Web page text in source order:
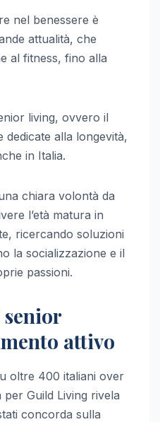
nel benessere è
attualità, che
al fitness, fino alla
living, ovvero il
dedicate alla longevità,
in Italia.
chiara volontà da
l’età matura in
ricercando soluzioni
la socializzazione e il
passioni.
senior
attivo
oltre 400 italiani over
Guild Living rivela
concorda sulla